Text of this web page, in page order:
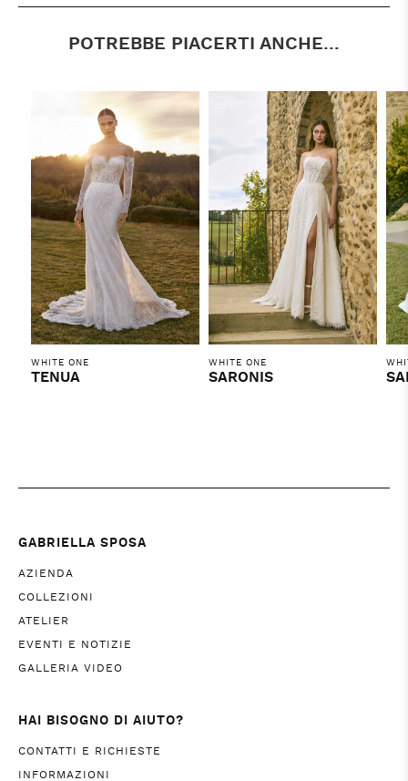
POTREBBE PIACERTI ANCHE...
WHITE ONE
TENUA
WHITE ONE
SARONIS
GABRIELLA SPOSA
AZIENDA
COLLEZIONI
ATELIER
EVENTI E NOTIZIE
GALLERIA VIDEO
HAI BISOGNO DI AIUTO?
CONTATTI E RICHIESTE
INFORMAZIONI